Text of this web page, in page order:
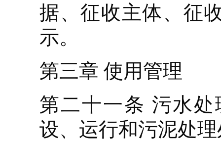
据、征收主体、征
示。
第三章 使用管理
第二十一条 污水
设、运行和污泥处